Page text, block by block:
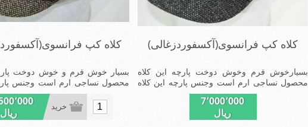
کلاه کپ فرانسوی(آکسفوردزغالی)
بسیارخوش فرم وخوش دوخت پارچه این کلاه
محصول نساجی ارم است وجنس پارچه این کلاه
ضخامت پالتو رادارامی باشدشیک ومدروزسبک و
7٬000٬000
ریال
کلاه کپ
بسیار خوش فرم و خوش دوخت
محصول نساجی ارم است وجنس
ضخامت پالتو رادارامی باشد شیک
و راحت
ریال
خرید